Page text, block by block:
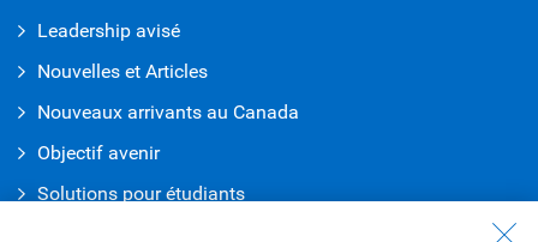
Leadership avisé
Nouvelles et Articles
Nouveaux arrivants au Canada
Objectif avenir
Solutions pour étudiants